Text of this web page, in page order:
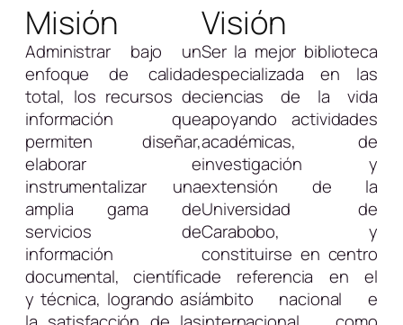
Misión
Administrar bajo un
enfoque de calidad
total, los recursos de
información que
permiten diseñar,
elaborar e
instrumentalizar una
amplia gama de
servicios de
información
documental, científica
y técnica, logrando así
Visión
Ser la mejor biblioteca
especializada en las
ciencias de la vida
apoyando actividades
académicas, de
investigación y
extensión de la
Universidad de
Carabobo, y
constituirse en centro
de referencia en el
ámbito nacional e